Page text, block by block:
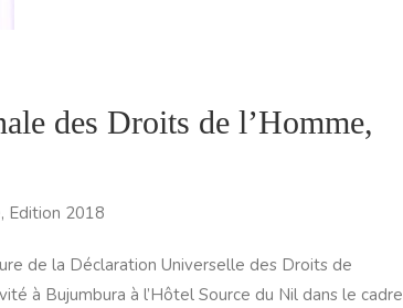
des Droits de l’Homme,
Edition 2018
de la Déclaration Universelle des Droits de
à Bujumbura à l’Hôtel Source du Nil dans le cadre